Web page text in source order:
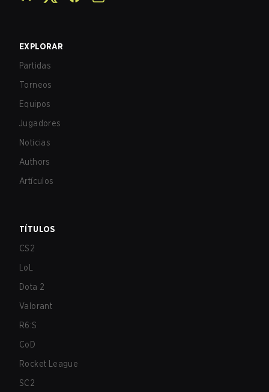
EXPLORAR
Partidas
Torneos
Equipos
Jugadores
Noticias
Authors
Artículos
TÍTULOS
CS2
LoL
Dota 2
Valorant
R6:S
CoD
Rocket League
SC2